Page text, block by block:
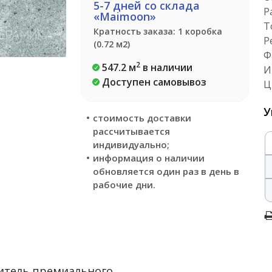
5-7 дней со склада
«Maimoon»
Кратность заказа: 1 коробка
(0.72 м2)
547.2 м2в наличии
Доступен самовывоз
стоимость доставки
рассчитывается
индивидуально;
информация о наличии
обновляется один раз в день в
рабочие дни.